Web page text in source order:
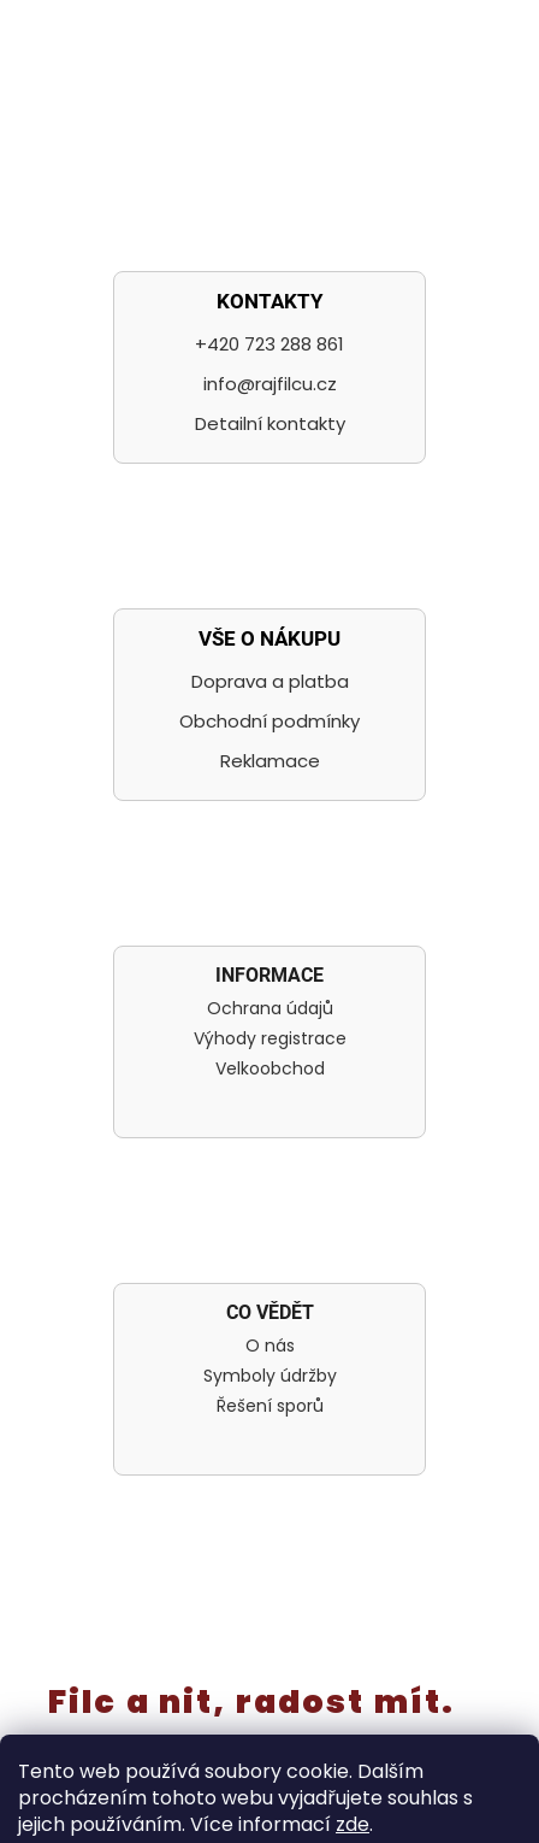
Tento web používá soubory cookie. Dalším
procházením tohoto webu vyjadřujete souhlas s
jejich používáním. Více informací zde.
KONTAKTY
+420 723 288 861
info@rajfilcu.cz
Detailní kontakty
VŠE O NÁKUPU
Doprava a platba
Obchodní podmínky
Reklamace
INFORMACE
Ochrana údajů
Výhody registrace
Velkoobchod
CO VĚDĚT
O nás
Symboly údržby
Řešení sporů
Filc a nit, radost mít.